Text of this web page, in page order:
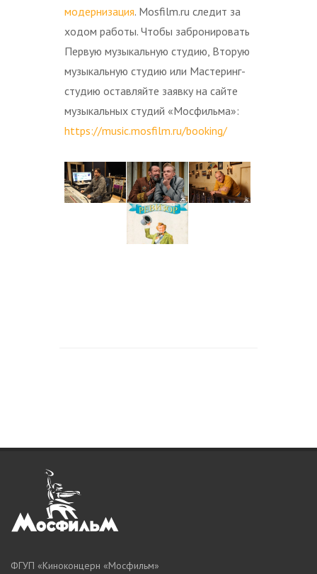
модернизация. Mosfilm.ru следит за
ходом работы. Чтобы забронировать
Первую музыкальную студию, Вторую
музыкальную студию или Мастеринг-
студию оставляйте заявку на сайте
музыкальных студий «Мосфильма»:
https://music.mosfilm.ru/booking/
ФГУП «Киноконцерн «Мосфильм»